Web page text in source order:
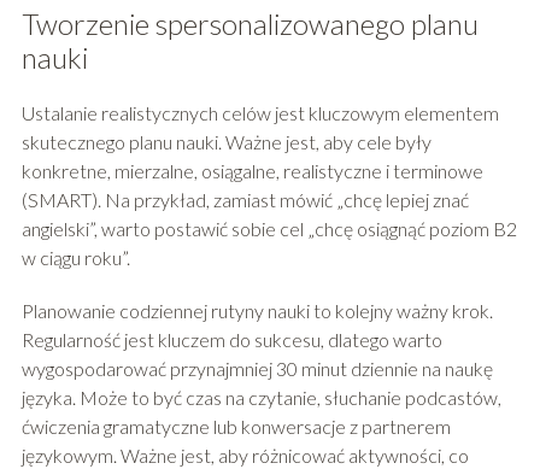
Tworzenie spersonalizowanego planu
nauki
Ustalanie realistycznych celów jest kluczowym elementem
skutecznego planu nauki. Ważne jest, aby cele były
konkretne, mierzalne, osiągalne, realistyczne i terminowe
(SMART). Na przykład, zamiast mówić „chcę lepiej znać
angielski”, warto postawić sobie cel „chcę osiągnąć poziom B2
w ciągu roku”.
Planowanie codziennej rutyny nauki to kolejny ważny krok.
Regularność jest kluczem do sukcesu, dlatego warto
wygospodarować przynajmniej 30 minut dziennie na naukę
języka. Może to być czas na czytanie, słuchanie podcastów,
ćwiczenia gramatyczne lub konwersacje z partnerem
językowym. Ważne jest, aby różnicować aktywności, co